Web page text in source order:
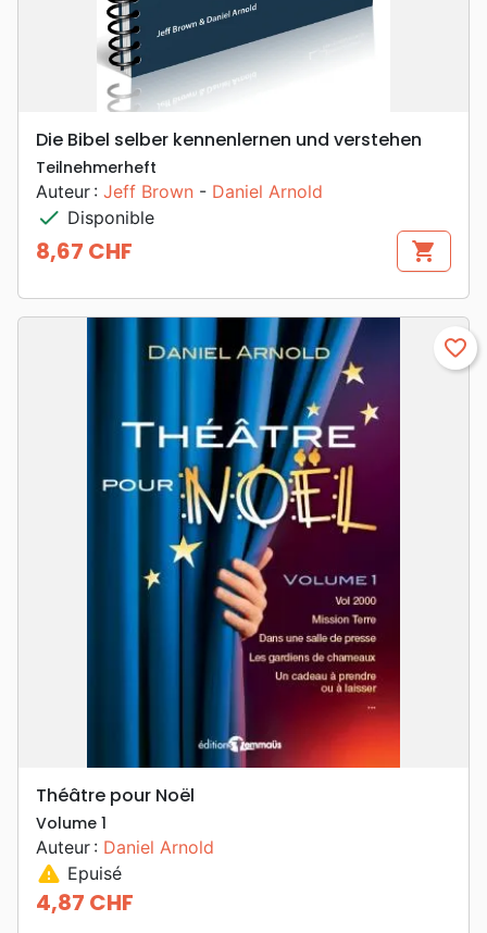
Die Bibel selber kennenlernen und verstehen
Teilnehmerheft
Auteur : Jeff Brown - Daniel Arnold
check Disponible
Prix
8,67 CHF shopping_cart
favorite_border
Théâtre pour Noël
Volume 1
Auteur : Daniel Arnold
warning Epuisé
Prix
4,87 CHF